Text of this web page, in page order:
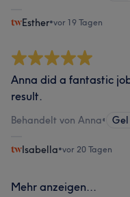
Esther•vor 19 Tagen
Anna did a fantastic
result.
Behandelt von Anna•
Isabella•vor 20 Tagen
Mehr anzeigen...